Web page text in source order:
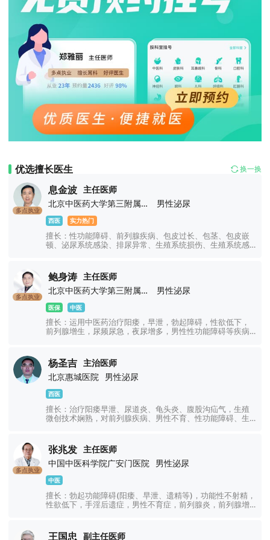
优选擅长医生 换一换
多点执业
息金波
主任医师
北京中医药大学第三附属医院
男性泌尿
西医 实力热门
擅长：性功能障碍、前列腺疾病、包皮过长、包茎、包皮嵌
顿、泌尿系统感染、排尿异常、生殖系统损伤、生殖系统感
多点执业
鲍身涛
主任医师
北京中医药大学第三附属医院
男性泌尿
医保 中医
擅长：运用中医药治疗阳痿，早泄，勃起障碍，性欲低下，
前列腺增生，尿频尿急，夜尿增多，男性性功能障碍等疾病
杨圣吉
主治医师
北京惠城医院
男性泌尿
西医
擅长：治疗阳痿早泄、尿道炎、龟头炎、腹股沟疝气，生殖
微创技术娴熟，对前列腺疾病、男性不育、性功能障碍、生
多点执业
张兆发
主任医师
中国中医科学院广安门医院
男性泌尿
中医
擅长：勃起功能障碍(阳痿、早泄、遗精等)，功能性不射精，
性欲低下，手淫后遗症，男性不育症，前列腺炎，前列腺增
王国忠 副主任医师